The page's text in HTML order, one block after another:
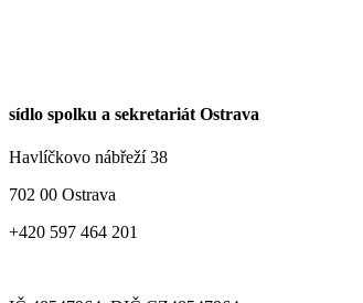
sídlo spolku a sekretariát Ostrava
Havlíčkovo nábřeží 38
702 00 Ostrava
+420 597 464 201